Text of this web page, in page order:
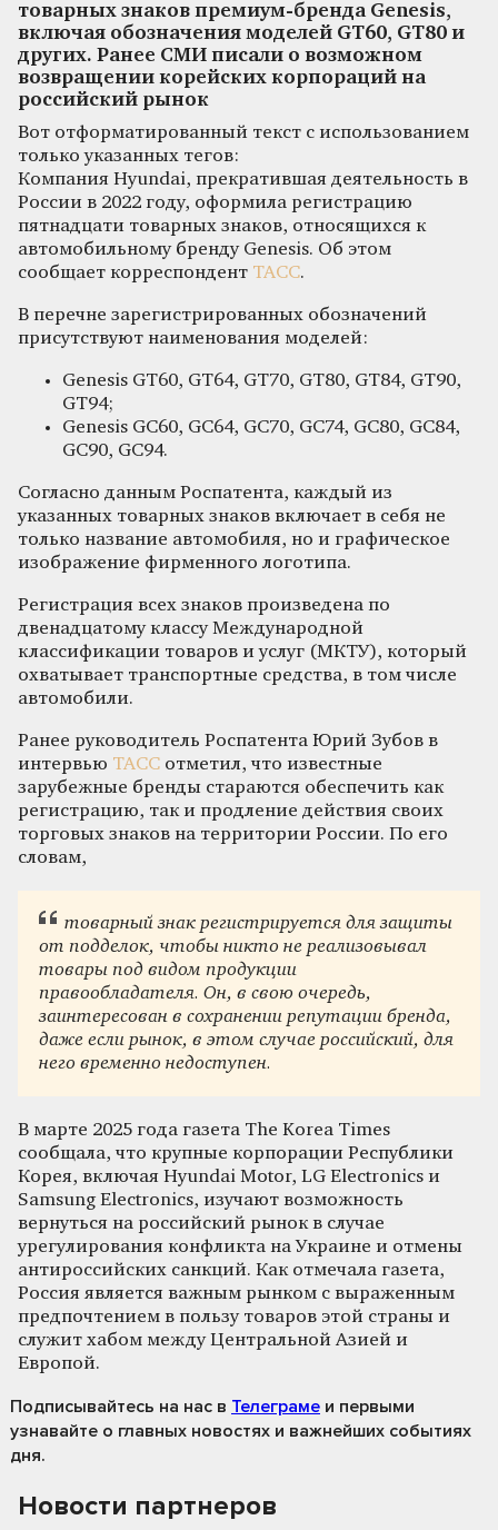
товарных знаков премиум-бренда Genesis,
включая обозначения моделей GT60, GT80 и
других. Ранее СМИ писали о возможном
возвращении корейских корпораций на
российский рынок
Вот отформатированный текст с использованием
только указанных тегов:
Компания Hyundai, прекратившая деятельность в
России в 2022 году, оформила регистрацию
пятнадцати товарных знаков, относящихся к
автомобильному бренду Genesis. Об этом
сообщает корреспондент ТАСС.
В перечне зарегистрированных обозначений
присутствуют наименования моделей:
Genesis GT60, GT64, GT70, GT80, GT84, GT90,
GT94;
Genesis GC60, GC64, GC70, GC74, GC80, GC84,
GC90, GC94.
Согласно данным Роспатента, каждый из
указанных товарных знаков включает в себя не
только название автомобиля, но и графическое
изображение фирменного логотипа.
Регистрация всех знаков произведена по
двенадцатому классу Международной
классификации товаров и услуг (МКТУ), который
охватывает транспортные средства, в том числе
автомобили.
Ранее руководитель Роспатента Юрий Зубов в
интервью ТАСС отметил, что известные
зарубежные бренды стараются обеспечить как
регистрацию, так и продление действия своих
торговых знаков на территории России. По его
словам,
товарный знак регистрируется для защиты
от подделок, чтобы никто не реализовывал
товары под видом продукции
правообладателя. Он, в свою очередь,
заинтересован в сохранении репутации бренда,
даже если рынок, в этом случае российский, для
него временно недоступен.
В марте 2025 года газета The Korea Times
сообщала, что крупные корпорации Республики
Корея, включая Hyundai Motor, LG Electronics и
Samsung Electronics, изучают возможность
вернуться на российский рынок в случае
урегулирования конфликта на Украине и отмены
антироссийских санкций. Как отмечала газета,
Россия является важным рынком с выраженным
предпочтением в пользу товаров этой страны и
служит хабом между Центральной Азией и
Европой.
Подписывайтесь на нас в Телеграме и первыми
узнавайте о главных новостях и важнейших событиях
дня.
Новости партнеров